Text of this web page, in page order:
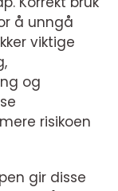
å unngå
viktige
og
risikoen
gir disse